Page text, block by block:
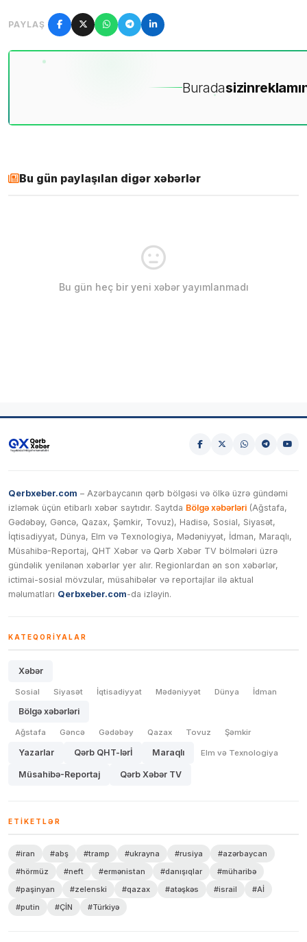
PAYLAŞ
Buradasizin
Bu gün paylaşılan digər xəbərlər
Bu gün heç bir yeni xəbər yayımlanmadı
Qerbxeber.com – Azərbaycanın qərb bölgəsi və ölkə üzrə gündəmi
izləmək üçün etibarlı xəbər saytıdır. Saytda Bölgə xəbərləri (Ağstafa,
Gədəbəy, Gəncə, Qazax, Şəmkir, Tovuz), Hadisə, Sosial, Siyasət,
İqtisadiyyat, Dünya, Elm və Texnologiya, Mədəniyyət, İdman, Maraqlı,
Müsahibə-Reportaj, QHT Xəbər və Qərb Xəbər TV bölmələri üzrə
gündəlik yenilənən xəbərlər yer alır. Regionlardan ən son xəbərlər,
ictimai-sosial mövzular, müsahibələr və reportajlar ilə aktual
məlumatları Qerbxeber.com-da izləyin.
KATEQORIYALAR
Xəbər
Sosial Siyasət İqtisadiyyat Mədəniyyət Dünya İdman
Bölgə xəbərləri
Ağstafa Gəncə Gədəbəy Qazax Tovuz Şəmkir
Yazarlar Qərb QHT-lərİ Maraqlı Elm və Texnologiya
Müsahibə-Reportaj Qərb Xəbər TV
ETIKETLƏR
#iran #abş #tramp #ukrayna #rusiya
#azərbaycan
#hörmüz
#neft #ermənistan #danışıqlar
#müharibə
#paşinyan
#zelenski #qazax #atəşkəs #israil
#Aİ
#putin
#ÇİN #Türkiyə